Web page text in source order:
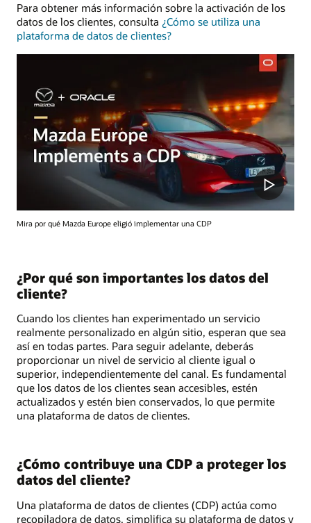
Para obtener más información sobre la activación de los
datos de los clientes, consulta ¿Cómo se utiliza una
plataforma de datos de clientes?
Mira por qué Mazda Europe eligió implementar una CDP
¿Por qué son importantes los datos del
cliente?
Cuando los clientes han experimentado un servicio
realmente personalizado en algún sitio, esperan que sea
así en todas partes. Para seguir adelante, deberás
proporcionar un nivel de servicio al cliente igual o
superior, independientemente del canal. Es fundamental
que los datos de los clientes sean accesibles, estén
actualizados y estén bien conservados, lo que permite
una plataforma de datos de clientes.
¿Cómo contribuye una CDP a proteger los
datos del cliente?
Una plataforma de datos de clientes (CDP) actúa como
recopiladora de datos, simplifica su plataforma de datos y